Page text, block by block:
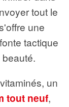
tout le
une
tactique
un
tout neuf,